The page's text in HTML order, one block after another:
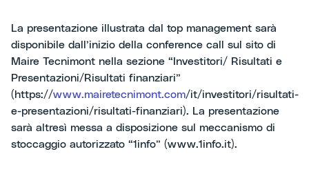
La presentazione illustrata dal top management sarà
disponibile dall’inizio della conference call sul sito di
Maire Tecnimont nella sezione “Investitori/ Risultati e
Presentazioni/Risultati finanziari”
(https://www.mairetecnimont.com/it/investitori/risultati-
e-presentazioni/risultati-finanziari). La presentazione
sarà altresì messa a disposizione sul meccanismo di
stoccaggio autorizzato “1info” (www.1info.it).